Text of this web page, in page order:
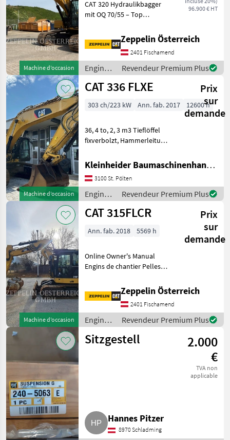
302.7D
CR
303.5E
CR
305
305E2
308
315
315F
Tout
afficher
MARKETPLACE
Marketplace
Offres des
distributeurs
Petites
annonces
Machine d’occasion
96.900 € HT
CAT 320 Hydraulikbagger
mit OQ 70/55 – Top
verfügbar (English below).
Letzter Service bei 4.619
Betriebsstunden
durchgeführt. Einsatzbereit
ohne
Zeppelin Österreich
2401 Fischamend
Engins
de
chantier
Revendeur Premium Plus
Machine d’occasion
CAT 336 FLXE
Prix
sur
demande
303 ch/223 kW Ann. fab. 2017 12600 h
36, 4 to, 2, 3 m3 Tieflöffel
fixverbolzt, Hammerleitung,
Pelles sur chenilles
Kleinheider Baumaschinenhandel GmbH.
3100 St. Pölten
Engins
de
chantier
Revendeur Premium Plus
Machine d’occasion
CAT 315FLCR
Prix
sur
demande
Ann. fab. 2018 5569 h
Online Owner's Manual
Engins de chantier Pelles
Zeppelin Österreich
2401 Fischamend
Engins
de
chantier
Revendeur Premium Plus
Sitzgestell
2.000
€
TVA non
applicable
Hannes Pitzer
8970 Schladming